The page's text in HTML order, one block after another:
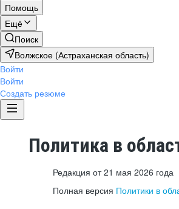
Помощь
Ещё
Поиск
Волжское (Астраханская область)
Войти
Войти
Создать резюме
Политика в
Редакция от 21 мая 2026 года
Полная версия Политики в